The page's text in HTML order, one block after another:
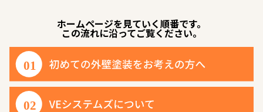
ホームページを見ていく順番です。
この流れに沿ってご覧ください。